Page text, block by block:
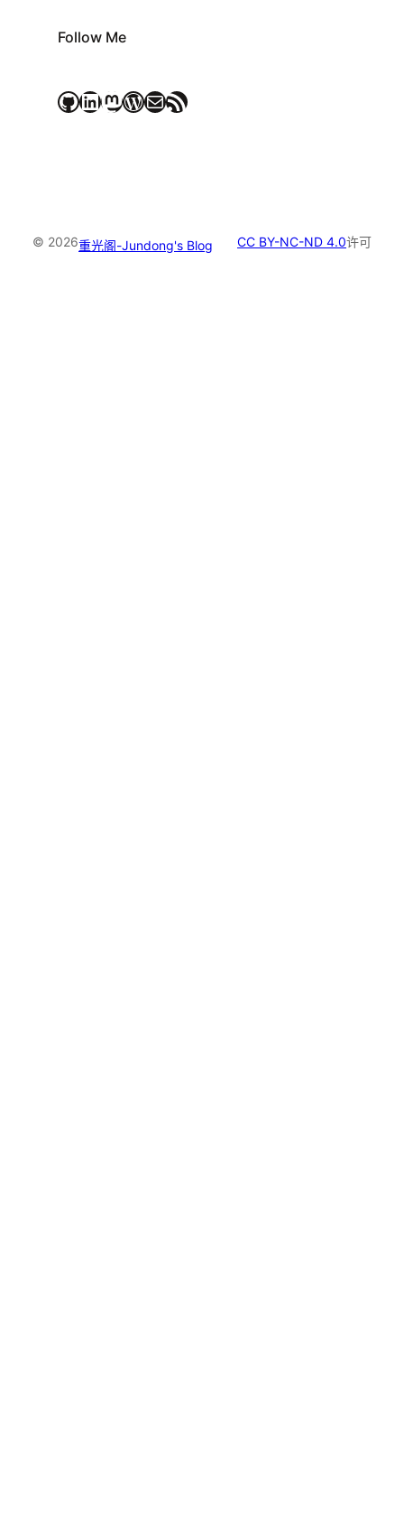
Follow Me
GitHub LinkedIn Mastodon WordPress 电子邮件RSS Feed
© 2026重光阁-Jundong's Blog CC BY-NC-ND 4.0许可